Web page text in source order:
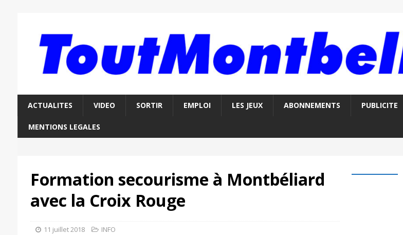
ACTUALITES VIDEO SORTIR EMPLOI LES JEUX ABONNEMENTS PUBLICITE
MENTIONS LEGALES
Formation secourisme à Montbéliard
avec la Croix Rouge
11 juillet 2018 INFO